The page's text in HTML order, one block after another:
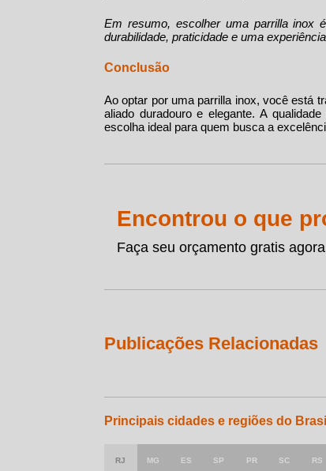
Em resumo, escolher uma parrilla inox
durabilidade, praticidade e uma
Conclusão
Ao optar por uma parrilla inox, você está
aliado duradouro e elegante. A
escolha ideal para quem busca a
Encontrou o que
Faça seu orçamento gratis
Publicações Relacionadas
Principais cidades e regiões do
RJ MG ES SP PR SC RS